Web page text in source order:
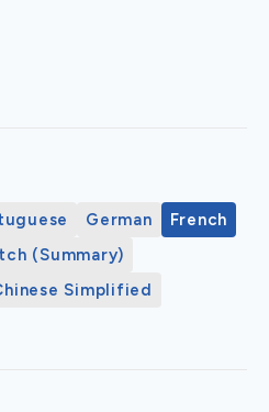
German
French
(Summary)
Simplified